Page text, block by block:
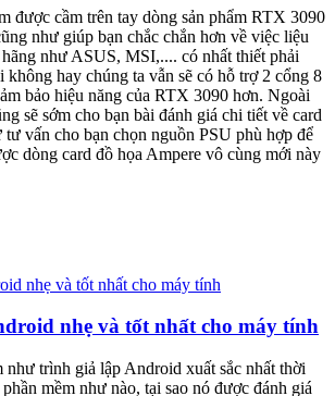
được cầm trên tay dòng sản phẩm RTX 3090
như giúp bạn chắc chắn hơn về việc liệu
hãng như ASUS, MSI,.... có nhất thiết phải
không hay chúng ta vẫn sẽ có hỗ trợ 2 cổng 8
bảo hiệu năng của RTX 3090 hơn. Ngoài
sẽ sớm cho bạn bài đánh giá chi tiết về card
tư vấn cho bạn chọn nguồn PSU phù hợp để
dòng card đồ họa Ampere vô cùng mới này
nhẹ và tốt nhất cho máy tính
trình giả lập Android xuất sắc nhất thời
mềm như nào, tại sao nó được đánh giá